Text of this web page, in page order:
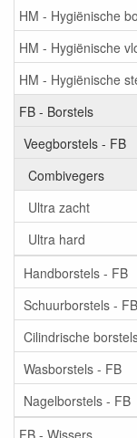
HM - Hygiënische
HM - Hygiënische
HM - Hygiënische
FB - Borstels
Veegborstels - FB
Combivegers
Ultra zacht
Ultra hard
Handborstels - FB
Schuurborstels - FB
Cilindrische
Wasborstels - FB
Nagelborstels - FB
FB - Wissers